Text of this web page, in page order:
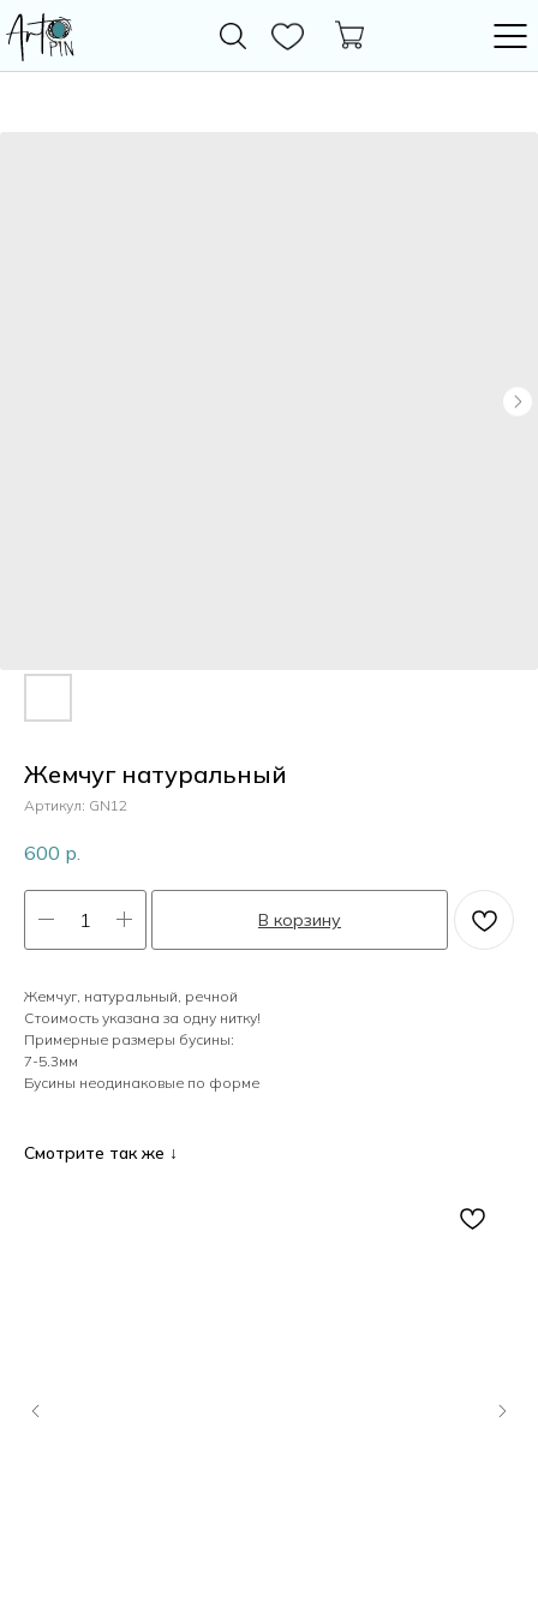
Жемчуг
Жемчуг натуральный
Артикул: GN12
600 р.
В корзину
Жемчуг, натуральный, речной
Стоимость указана за одну нитку!
Примерные размеры бусины:
7-5.3мм
Бусины неодинаковые по форме
Смотрите так же ↓